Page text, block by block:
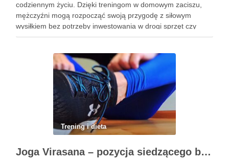
codziennym życiu. Dzięki treningom w domowym zaciszu,
mężczyźni mogą rozpocząć swoją przygodę z siłowym
wysiłkiem bez potrzeby inwestowania w drogi sprzęt czy
dojazdy do siłowni. Regularne ćwiczenia, które można
Trening i dieta
Joga Virasana – pozycja siedzącego bohatera i jej korzyści